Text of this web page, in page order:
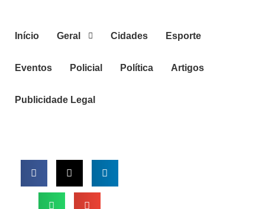
Início Geral Cidades Esporte
Eventos Policial Política Artigos
Publicidade Legal